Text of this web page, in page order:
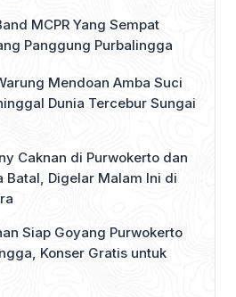
MCPR Yang Sempat
Panggung Purbalingga
Mendoan Amba Suci
Caknan di Purwokerto dan
Batal, Digelar Malam Ini di
Siap Goyang Purwokerto
Konser Gratis untuk